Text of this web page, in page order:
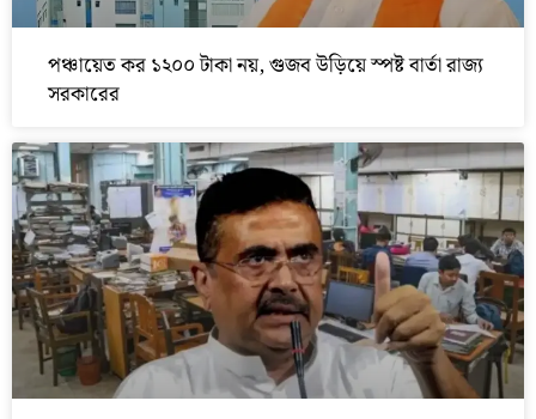
পঞ্চায়েত কর ১২০০ টাকা নয়, গুজব উড়িয়ে স্পষ্ট বার্তা রাজ্য
সরকারের